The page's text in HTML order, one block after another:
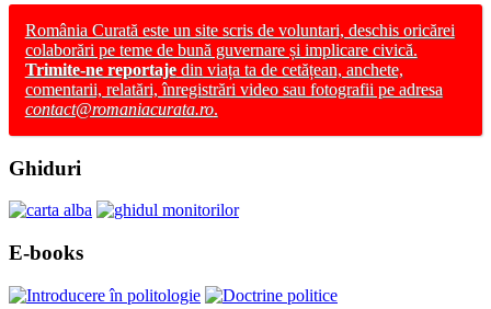
România Curată este un site scris de voluntari, deschis oricărei
colaborări pe teme de bună guvernare și implicare civică.
Trimite-ne reportajedin viața ta de cetățean, anchete,
comentarii, relatări, înregistrări video sau fotografii pe adresa
contact@romaniacurata.ro.
Ghiduri
E-books